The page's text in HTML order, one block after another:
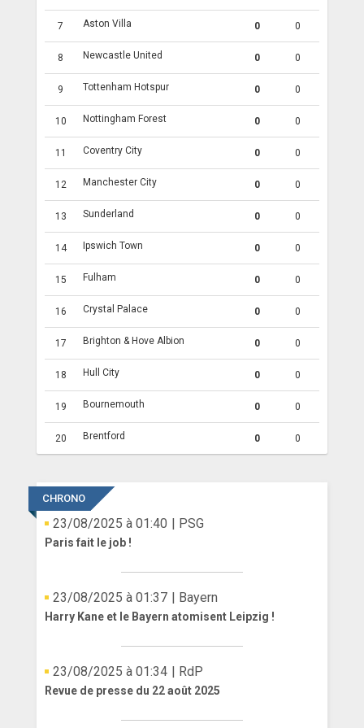
7 Aston Villa 0 0
8 Newcastle United 0 0
9 Tottenham Hotspur 0 0
10 Nottingham Forest 0 0
11 Coventry City 0 0
12 Manchester City 0 0
13 Sunderland 0 0
14 Ipswich Town 0 0
15 Fulham 0 0
16 Crystal Palace 0 0
17 Brighton & Hove Albion 0 0
18 Hull City 0 0
19 Bournemouth 0 0
20 Brentford 0 0
CHRONO
23/08/2025 à 01:40 | PSG
Paris fait le job !
23/08/2025 à 01:37 | Bayern
Harry Kane et le Bayern atomisent Leipzig !
23/08/2025 à 01:34 | RdP
Revue de presse du 22 août 2025